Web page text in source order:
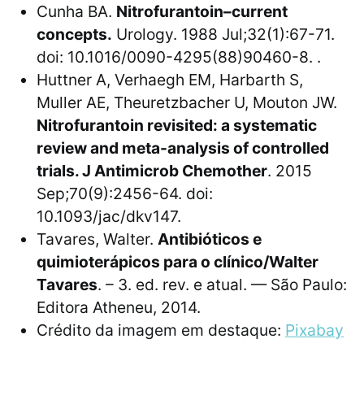
Cunha BA. Nitrofurantoin–current
concepts. Urology. 1988 Jul;32(1):67-71.
doi: 10.1016/0090-4295(88)90460-8. .
Huttner A, Verhaegh EM, Harbarth S,
Muller AE, Theuretzbacher U, Mouton JW.
Nitrofurantoin revisited: a systematic
review and meta-analysis of controlled
trials. J Antimicrob Chemother. 2015
Sep;70(9):2456-64. doi:
10.1093/jac/dkv147.
Tavares, Walter. Antibióticos e
quimioterápicos para o clínico/Walter
Tavares. – 3. ed. rev. e atual. — São Paulo:
Editora Atheneu, 2014.
Crédito da imagem em destaque: Pixabay